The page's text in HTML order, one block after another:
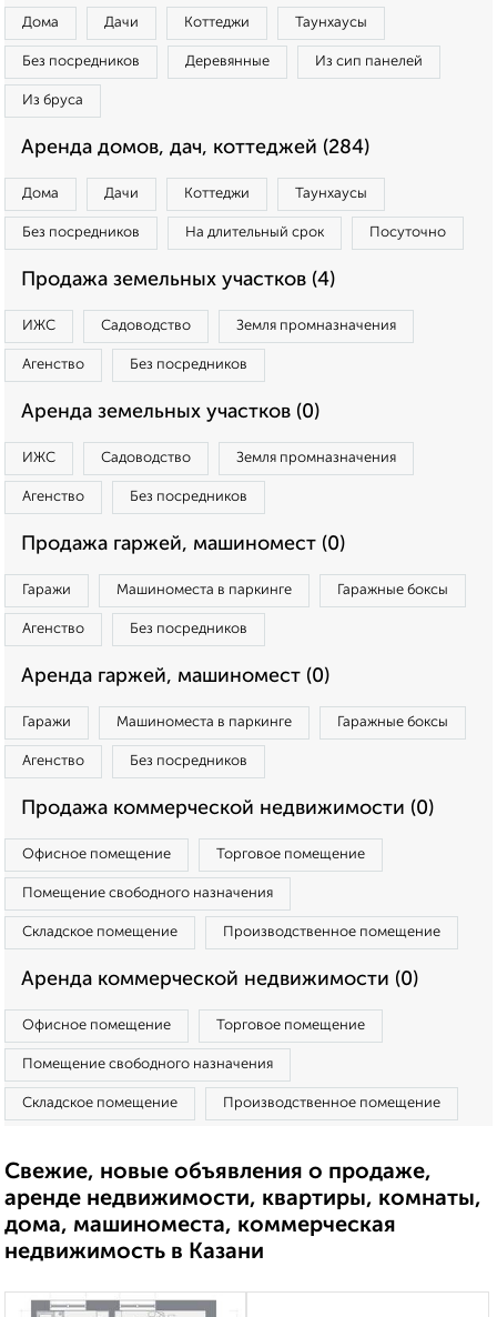
Дома Дачи Коттеджи Таунхаусы
Без посредников Деревянные Из сип панелей
Из бруса
Аренда домов, дач, коттеджей (284)
Дома Дачи Коттеджи Таунхаусы
Без посредников На длительный срок Посуточно
Продажа земельных участков (4)
ИЖС Садоводство Земля промназначения
Агенство Без посредников
Аренда земельных участков (0)
ИЖС Садоводство Земля промназначения
Агенство Без посредников
Продажа гаржей, машиномест (0)
Гаражи Машиноместа в паркинге Гаражные боксы
Агенство Без посредников
Аренда гаржей, машиномест (0)
Гаражи Машиноместа в паркинге Гаражные боксы
Агенство Без посредников
Продажа коммерческой недвижимости (0)
Офисное помещение Торговое помещение
Помещение свободного назначения
Складское помещение Производственное помещение
Аренда коммерческой недвижимости (0)
Офисное помещение Торговое помещение
Помещение свободного назначения
Складское помещение Производственное помещение
Свежие, новые объявления о продаже,
аренде недвижимости, квартиры, комнаты,
дома, машиноместа, коммерческая
недвижимость в Казани